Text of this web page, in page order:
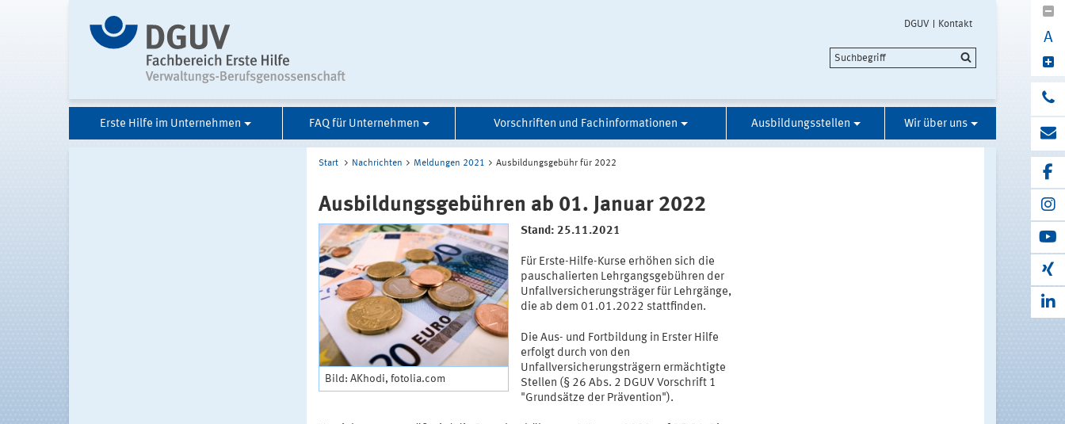
DGUV Kontakt
A
Erste Hilfe im Unternehmen FAQ für Unternehmen Vorschriften und Fachinformationen Ausbildungsstellen Wir über uns
Start Nachrichten Meldungen 2021 Ausbildungsgebühr für 2022
Ausbildungsgebühren ab 01. Januar 2022
Bild: AKhodi, fotolia.com
Stand: 25.11.2021
Für Erste-Hilfe-Kurse erhöhen sich die
pauschalierten Lehrgangsgebühren der
Unfallversicherungsträger für Lehrgänge,
die ab dem 01.01.2022 stattfinden.
Die Aus- und Fortbildung in Erster Hilfe
erfolgt durch von den
Unfallversicherungsträgern ermächtigte
Stellen (§ 26 Abs. 2 DGUV Vorschrift 1
"Grundsätze der Prävention").